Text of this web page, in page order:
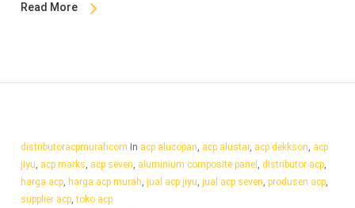
Read More
distributoracpmurahcom In acp alucopan, acp alustar, acp dekkson, acp
jiyu, acp marks, acp seven, aluminium composite panel , distributor acp,
harga acp, harga acp murah, jual acp jiyu, jual acp seven, produsen acp,
supplier acp,toko acp